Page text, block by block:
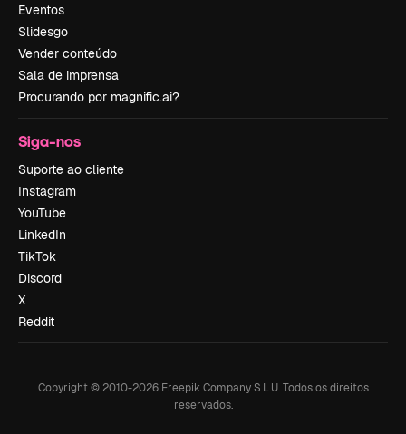
Eventos
Slidesgo
Vender conteúdo
Sala de imprensa
Procurando por magnific.ai?
Siga-nos
Suporte ao cliente
Instagram
YouTube
LinkedIn
TikTok
Discord
X
Reddit
Copyright © 2010-2026Freepik Company S.L.U. Todos os direitos
reservados.